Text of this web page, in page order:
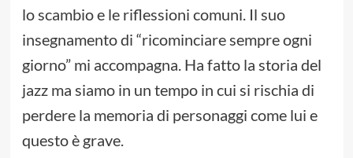
lo scambio e le riflessioni comuni. Il suo
insegnamento di “ricominciare sempre ogni
giorno” mi accompagna. Ha fatto la storia del
jazz ma siamo in un tempo in cui si rischia di
perdere la memoria di personaggi come lui e
questo è grave.